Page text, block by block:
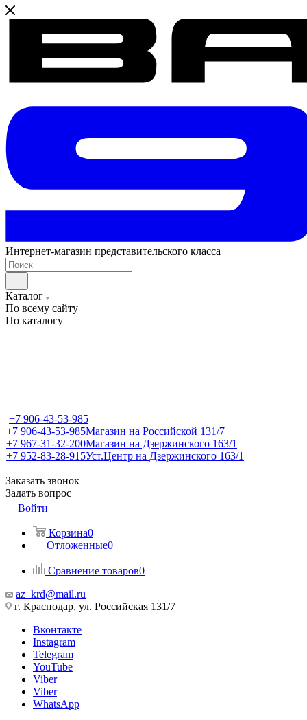
Интернет-магазин представительского класса
Каталог
По всему сайту
По каталогу
+7 906-43-53-985
+7 906-43-53-985Магазин на Российской 131/7
+7 967-31-32-200Магазин на Дзержинского 163/1
+7 952-83-28-915Уст.Центр на Дзержинского 163/1
Заказать звонок
Задать вопрос
Войти
Корзина0
Отложенные0
Сравнение товаров0
az_krd@mail.ru
г. Краснодар, ул. Российская 131/7
Вконтакте
Instagram
Telegram
YouTube
Viber
Viber
WhatsApp